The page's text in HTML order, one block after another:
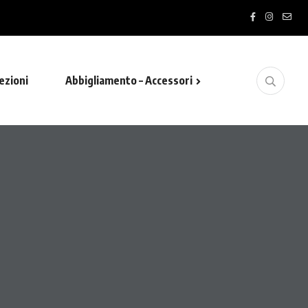
Abbigliamento – Accessori